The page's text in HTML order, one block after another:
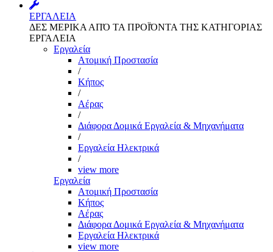
ΕΡΓΑΛΕΙΑ
ΔΕΣ ΜΕΡΙΚΑ ΑΠΌ ΤΑ ΠΡΟΪΌΝΤΑ ΤΗΣ ΚΑΤΗΓΟΡΙΑΣ
ΕΡΓΑΛΕΙΑ
Εργαλεία
Aτομική Προστασία
/
Kήπος
/
Αέρας
/
Διάφορα Δομικά Εργαλεία & Μηχανήματα
/
Εργαλεία Ηλεκτρικά
/
view more
Εργαλεία
Aτομική Προστασία
Kήπος
Αέρας
Διάφορα Δομικά Εργαλεία & Μηχανήματα
Εργαλεία Ηλεκτρικά
view more